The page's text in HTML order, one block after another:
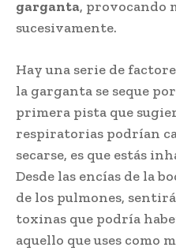
garganta, provocando
sucesivamente.
Hay una serie de
la garganta se seque
primera pista que
respiratorias podrían
secarse, es que estás
Desde las encías de la
de los pulmones,
toxinas que podría
aquello que uses como